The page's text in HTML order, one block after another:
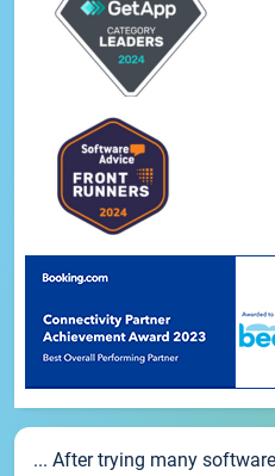
... After trying many